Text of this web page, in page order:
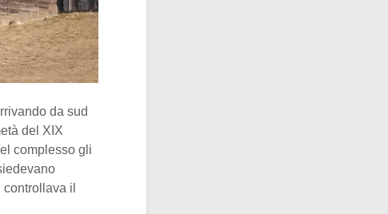
da sud
del XIX
complesso gli
il